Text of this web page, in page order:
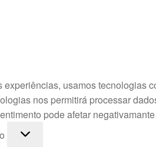
experiências, usamos tecnologias
nos permitirá processar
pode afetar